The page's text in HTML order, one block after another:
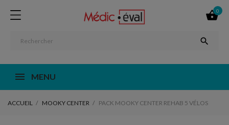

0

MENU
ACCUEIL MOOKY CENTER PACK MOOKY CENTER REHAB 5 VÉLOS